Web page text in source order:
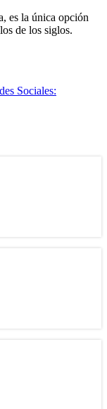
es la única opción
de los siglos.
Sociales: